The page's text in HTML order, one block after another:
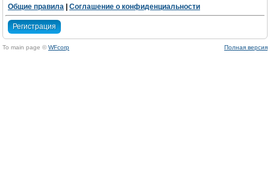
Общие правила
Соглашение о конфиденциальности
Регистрация
To main page © WFcorp Полная версия